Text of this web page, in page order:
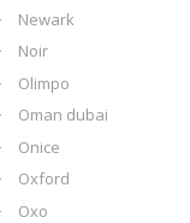
Newark
Noir
Olimpo
Oman dubai
Onice
Oxford
Oxo